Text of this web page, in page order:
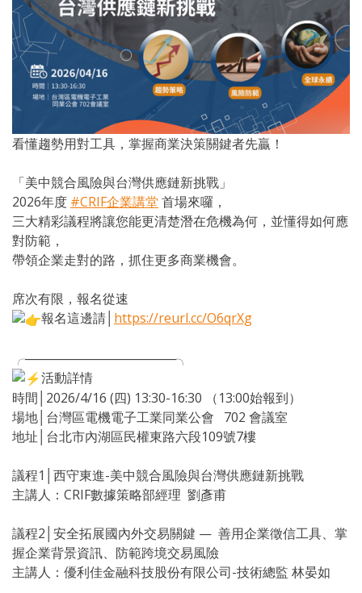
看懂趨勢用對工具，掌握商業決策關鍵者先贏！
「美中競合風險與台灣供應鏈新挑戰」
2026年度 #CRIF企業講堂 首場來囉，
三大精彩議程將讓您能更清楚潛在危機為何，並懂得如何應
對防範，
帶領企業走對的路，抓住更多商業機會。
席次有限，報名從速
報名這邊請│ https://reurl.cc/O6qrXg
╭─────────────────╮
活動詳情
時間│2026/4/16 (四) 13:30-16:30 （13:00始報到）
場地│台灣區電機電子工業同業公會 ​ ​ 702 會議室
地址│台北市內湖區民權東路六段109號7樓
議程1│西守東進-美中競合風險與台灣供應鏈新挑戰 ​ ​
主講人：CRIF數據策略部經理 ​ 劉彥甫
議程2│安全拓展國內外交易關鍵 — ​ 善用企業徵信工具、掌
握企業背景資訊、防範跨境交易風險 ​ ​
主講人：優利佳金融科技股份有限公司-技術總監 林晏如